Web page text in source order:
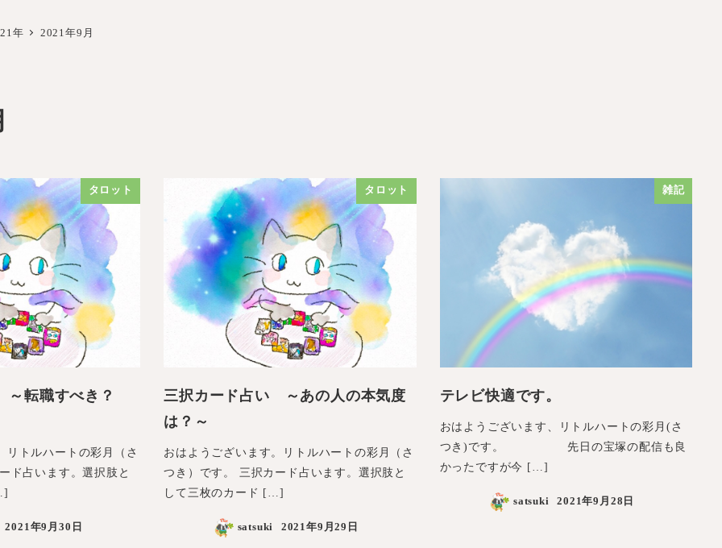
年 2021年9月
タロット
転職すべき？
リトルハートの彩月（さ
ド占います。選択肢と
2021年9月30日
タロット
三択カード占い ～あの人の本気度
は？～
おはようございます。リトルハートの彩月（さ
つき）です。 三択カード占います。選択肢と
して三枚のカード […]
satsuki 2021年9月29日
雑記
テレビ快適です。
おはようございます、リトルハートの彩月(さ
つき)です。 先日の宝塚の配信も良
かったですが今 […]
satsuki 2021年9月28日